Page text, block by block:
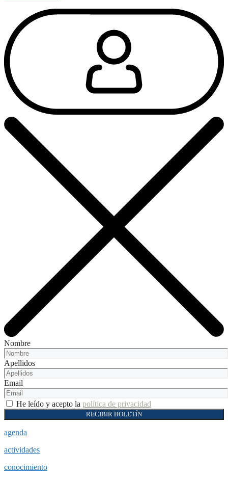
Nombre
Apellidos
Email
He leído y acepto la política de privacidad
RECIBIR BOLETÍN
agenda
actividades
conocimiento